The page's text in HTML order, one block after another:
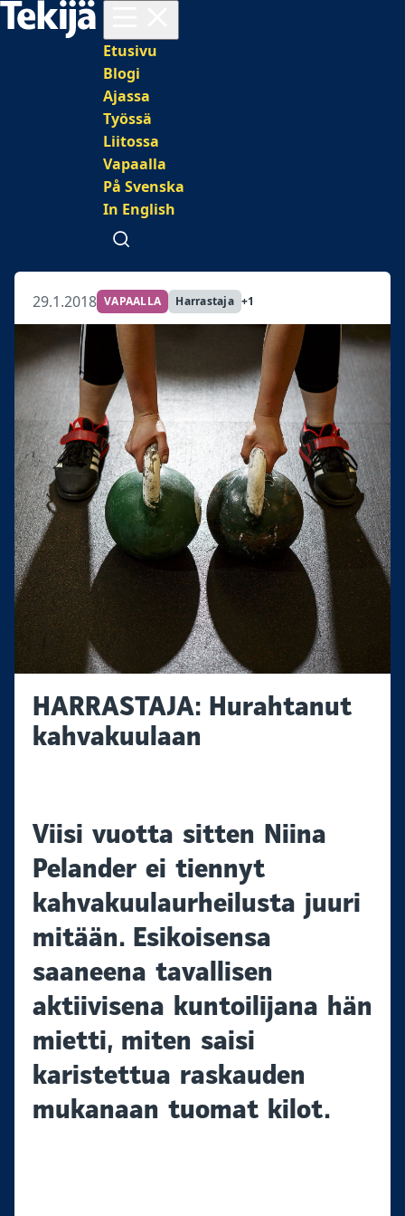
Päävalikko
Etusivu
Blogi
Ajassa
Työssä
Liitossa
Vapaalla
På Svenska
In English
Avaa haku
29.1.2018 VAPAALLA Harrastaja +1
HARRASTAJA: Hurahtanut
kahvakuulaan
Viisi vuotta sitten Niina
Pelander ei tiennyt
kahvakuulaurheilusta juuri
mitään. Esikoisensa
saaneena tavallisen
aktiivisena kuntoilijana hän
mietti, miten saisi
karistettua raskauden
mukanaan tuomat kilot.